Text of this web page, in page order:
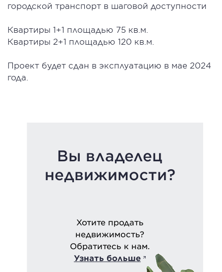
городской транспорт в шаговой доступности
Квартиры 1+1 площадью 75 кв.м.
Квартиры 2+1 площадью 120 кв.м.
Проект будет сдан в эксплуатацию в мае 2024
года.
Вы владелец
недвижимости?
Хотите продать
недвижимость?
Обратитесь к нам.
Узнать больше